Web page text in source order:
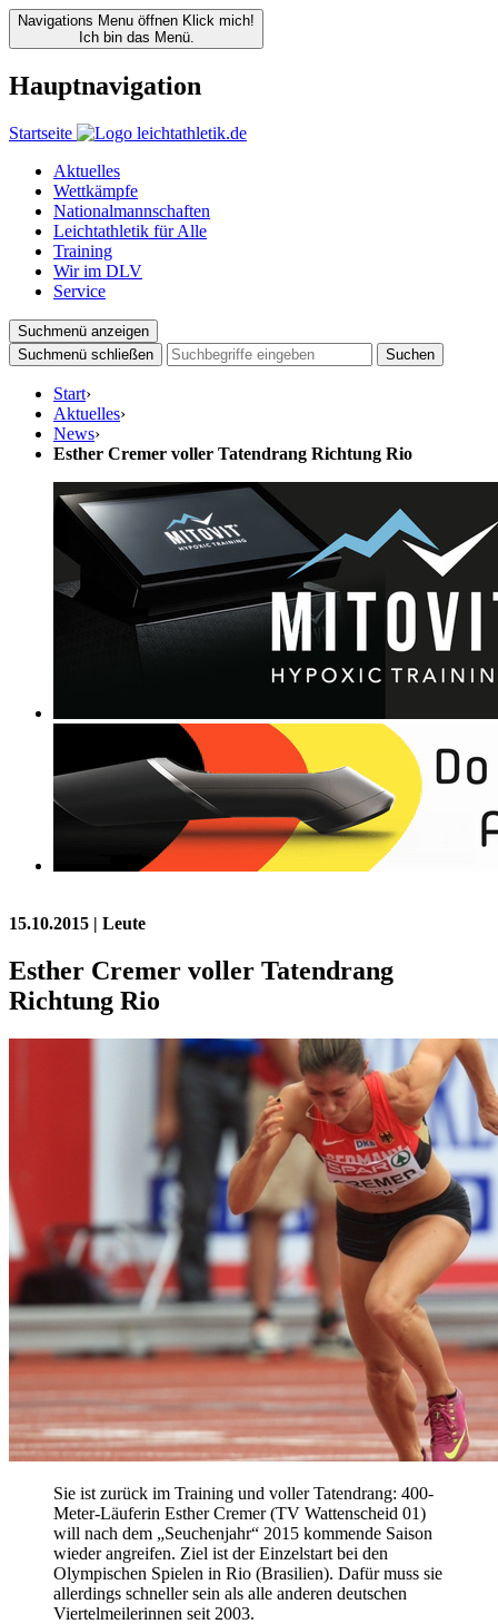
Navigations Menu öffnen Klick mich!
Ich bin das Menü.
Hauptnavigation
Startseite
Aktuelles
Wettkämpfe
Nationalmannschaften
Leichtathletik für Alle
Training
Wir im DLV
Service
Suchmenü anzeigen
Suchmenü schließen
Suchen
Start›
Aktuelles›
News›
Esther Cremer voller Tatendrang Richtung Rio
15.10.2015 | Leute
Esther Cremer voller Tatendrang
Richtung Rio
Sie ist zurück im Training und voller Tatendrang: 400-
Meter-Läuferin Esther Cremer (TV Wattenscheid 01)
will nach dem „Seuchenjahr“ 2015 kommende Saison
wieder angreifen. Ziel ist der Einzelstart bei den
Olympischen Spielen in Rio (Brasilien). Dafür muss sie
allerdings schneller sein als alle anderen deutschen
Viertelmeilerinnen seit 2003.